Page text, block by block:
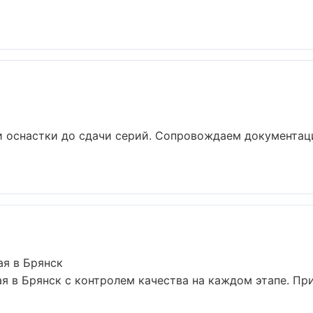
до сдачи серий. Сопровождаем
в Брянск
в Брянск с контролем качества на каждом этапе.